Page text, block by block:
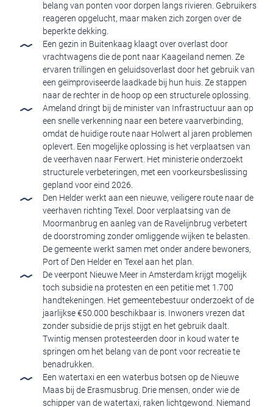
belang van ponten voor dorpen langs rivieren. Gebruikers
reageren opgelucht, maar maken zich zorgen over de
beperkte dekking.
Een gezin in Buitenkaag klaagt over overlast door
vrachtwagens die de pont naar Kaageiland nemen. Ze
ervaren trillingen en geluidsoverlast door het gebruik van
een geïmproviseerde laadkade bij hun huis. Ze stappen
naar de rechter in de hoop op een structurele oplossing.
Ameland dringt bij de minister van Infrastructuur aan op
een snelle verkenning naar een betere vaarverbinding,
omdat de huidige route naar Holwert al jaren problemen
oplevert. Een mogelijke oplossing is het verplaatsen van
de veerhaven naar Ferwert. Het ministerie onderzoekt
structurele verbeteringen, met een voorkeursbeslissing
gepland voor eind 2026.
Den Helder werkt aan een nieuwe, veiligere route naar de
veerhaven richting Texel. Door verplaatsing van de
Moormanbrug en aanleg van de Ravelijnbrug verbetert
de doorstroming zonder omliggende wijken te belasten.
De gemeente werkt samen met onder andere bewoners,
Port of Den Helder en Texel aan het plan.
De veerpont Nieuwe Meer in Amsterdam krijgt mogelijk
toch subsidie na protesten en een petitie met 1.700
handtekeningen. Het gemeentebestuur onderzoekt of de
jaarlijkse €50.000 beschikbaar is. Inwoners vrezen dat
zonder subsidie de prijs stijgt en het gebruik daalt.
Twintig mensen protesteerden door in koud water te
springen om het belang van de pont voor recreatie te
benadrukken.
Een watertaxi en een waterbus botsen op de Nieuwe
Maas bij de Erasmusbrug. Drie mensen, onder wie de
schipper van de watertaxi, raken lichtgewond. Niemand